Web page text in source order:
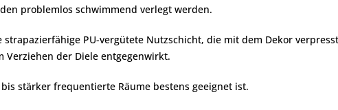
problemlos schwimmend verlegt werden.
PU-vergütete Nutzschicht, die mit dem Dekor
Verziehen der Diele entgegenwirkt.
stärker frequentierte Räume bestens geeignet ist.